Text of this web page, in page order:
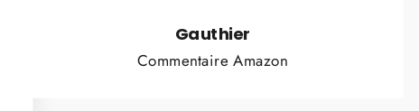
Gauthier
Commentaire Amazon